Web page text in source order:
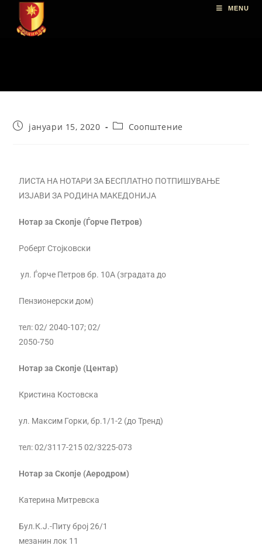
MENU
јануари 15, 2020 Соопштение
ЛИСТА НА НОТАРИ ЗА БЕСПЛАТНО ПОТПИШУВАЊЕ
ИЗЈАВИ ЗА РОДИНА МАКЕДОНИЈА
Нотар за Скопје (Ѓорче Петров)
Роберт Стојковски
ул. Ѓорче Петров бр. 10А (зградата до
Пензионерски дом)
тел: 02/ 2040-107; 02/
2050-750
Нотар за Скопје (Центар)
Кристина Костовска
ул. Mаксим Горки, бр.1/1-2 (до Тренд)
тел: 02/3117-215 02/3225-073
Нотар за Скопје (Аеродром)
Катерина Митревска
Бул.К.Ј.-Питу број 26/1
мезанин лок 11